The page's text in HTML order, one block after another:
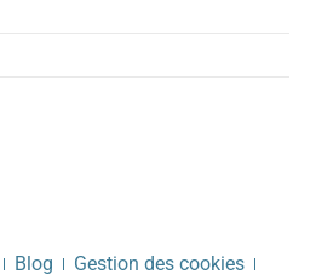
Blog Gestion des cookies